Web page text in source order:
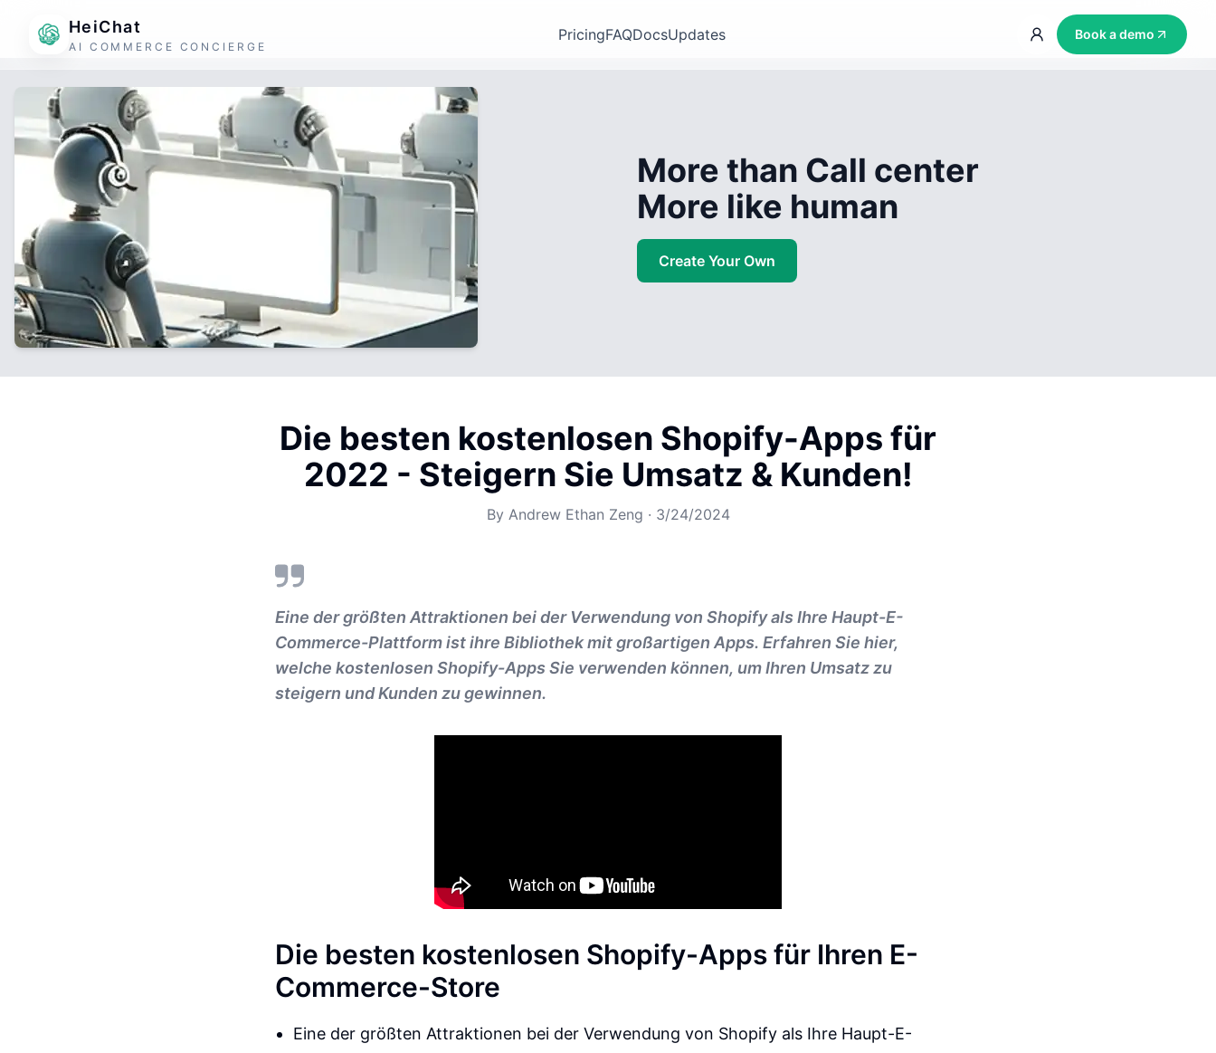
HeiChat
AI COMMERCE CONCIERGE
PricingFAQDocsUpdates Book a demo
More than Call center
More like human
Create Your Own
Die besten kostenlosen Shopify-Apps für
2022 - Steigern Sie Umsatz & Kunden!
By Andrew Ethan Zeng · 3/24/2024
Eine der größten Attraktionen bei der Verwendung von Shopify als Ihre Haupt-E-
Commerce-Plattform ist ihre Bibliothek mit großartigen Apps. Erfahren Sie hier,
welche kostenlosen Shopify-Apps Sie verwenden können, um Ihren Umsatz zu
steigern und Kunden zu gewinnen.
Die besten kostenlosen Shopify-Apps für Ihren E-
Commerce-Store
Eine der größten Attraktionen bei der Verwendung von Shopify als Ihre Haupt-E-